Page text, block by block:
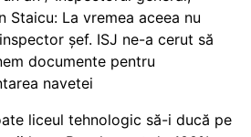
Staicu: La vremea aceea nu
șef. ISJ ne-a cerut să
documente pentru
navetei
liceul tehnologic să-i ducă pe